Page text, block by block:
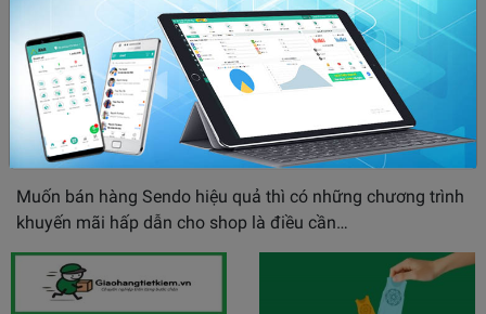
Áp dụng ngay cách tạo khuyến mãi trên Sendo
để bán thật nhiều hàng
15/04/2020
Muốn bán hàng Sendo hiệu quả thì có những chương trình
khuyến mãi hấp dẫn cho shop là điều cần…